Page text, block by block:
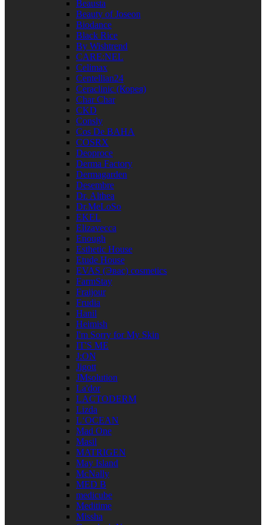
Beausta
Beauty of Joseon
Biodance
Black Rice
By Wishtrend
CARE:NEL
Celimax
Centellian24
Ceraclinic (Корея)
Char Char
CKD
Consly
Cos De BAHA
COSRX
Deoproce
Derma Factory
Dermagarden
Desembre
Dr. Althea
Dr.MeLoSo
EKEL
Elizavecca
Enough
Esthetic House
Etude House
EVAS (Эвас) cosmetics
FarmStay
Fraijour
Frudia
Hanil
Heimish
I'm Sorry for My Skin
IT'S ME
J:ON
Jigott
JMsolution
La'dor
LACTODERM
Lizda
L‘OCEAN
Mad One
Masil
MATRIGEN
May Island
McNally
MED B
medicube
Meditime
Missha